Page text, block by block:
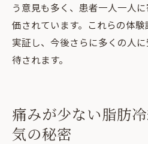
う意見も多く、患者一人一人
価されています。これらの体
実証し、今後さらに多くの人
待されます。
痛みが少ない脂肪
気の秘密